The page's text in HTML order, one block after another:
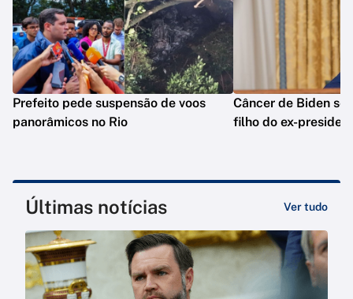
Prefeito pede suspensão de voos
panorâmicos no Rio
Câncer de Biden se
filho do ex-
Últimas notícias Ver tudo